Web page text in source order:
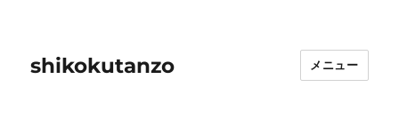
shikokutanzo メニュー